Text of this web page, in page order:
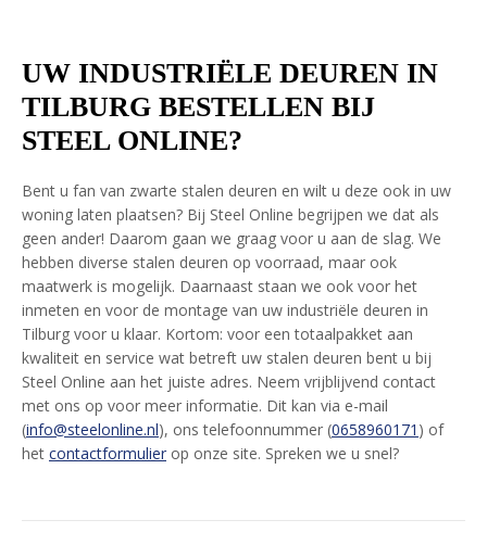
UW INDUSTRIËLE DEUREN IN
TILBURG BESTELLEN BIJ
STEEL ONLINE?
Bent u fan van zwarte stalen deuren en wilt u deze ook in uw
woning laten plaatsen? Bij Steel Online begrijpen we dat als
geen ander! Daarom gaan we graag voor u aan de slag. We
hebben diverse stalen deuren op voorraad, maar ook
maatwerk is mogelijk. Daarnaast staan we ook voor het
inmeten en voor de montage van uw industriële deuren in
Tilburg voor u klaar. Kortom: voor een totaalpakket aan
kwaliteit en service wat betreft uw stalen deuren bent u bij
Steel Online aan het juiste adres. Neem vrijblijvend contact
met ons op voor meer informatie. Dit kan via e-mail
(info@steelonline.nl), ons telefoonnummer (0658960171 ) of
het contactformulier op onze site. Spreken we u snel?